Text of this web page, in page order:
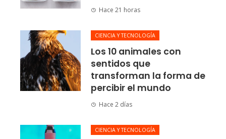
Hace 21 horas
CIENCIA Y TECNOLOGÍA
Los 10 animales con
sentidos que
transforman la forma de
percibir el mundo
Hace 2 días
CIENCIA Y TECNOLOGÍA